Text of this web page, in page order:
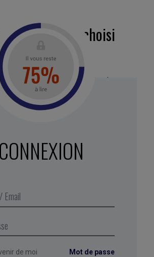
nous avons choisi
cette vidéo
n’offre pas de recettes miracles.
concepts, il montre que
des collaborateurs repose avant
suffit pas : ces derniers doivent
avec les valeurs de vos employés.
équipes et leurs attentes pour créer
de travail exceptionnelles.
CONNEXION
de moi
Mot de passe